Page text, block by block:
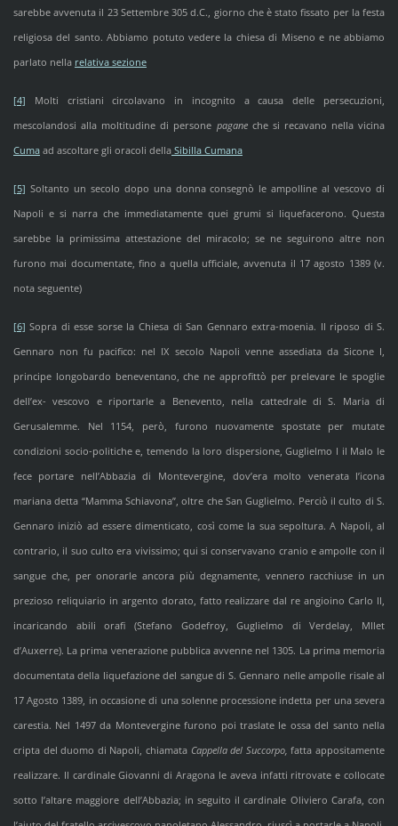
sarebbe avvenuta il 23 Settembre 305 d.C., giorno che è stato fissato per la festa
religiosa del santo. Abbiamo potuto vedere la chiesa di Miseno e ne abbiamo
parlato nella relativa sezione
[4] Molti cristiani circolavano in incognito a causa delle persecuzioni,
mescolandosi alla moltitudine di persone paganeche si recavano nella vicina
Cumaad ascoltare gli oracoli dellaSibilla Cumana
[5] Soltanto un secolo dopo una donna consegnò le ampolline al vescovo di
Napoli e si narra che immediatamente quei grumi si liquefacerono. Questa
sarebbe la primissima attestazione del miracolo; se ne seguirono altre non
furono mai documentate, fino a quella ufficiale, avvenuta il 17 agosto 1389 (v.
nota seguente)
[6] Sopra di esse sorse la Chiesa di San Gennaro extra-moenia. Il riposo di S.
Gennaro non fu pacifico: nel IX secolo Napoli venne assediata da Sicone I,
principe longobardo beneventano, che ne approfittò per prelevare le spoglie
dell’ex- vescovo e riportarle a Benevento, nella cattedrale di S. Maria di
Gerusalemme. Nel 1154, però, furono nuovamente spostate per mutate
condizioni socio-politiche e, temendo la loro dispersione, Guglielmo I il Malo le
fece portare nell’Abbazia di Montevergine, dov’era molto venerata l’icona
mariana detta “Mamma Schiavona”, oltre che San Guglielmo. Perciò il culto di S.
Gennaro iniziò ad essere dimenticato, così come la sua sepoltura. A Napoli, al
contrario, il suo culto era vivissimo; qui si conservavano cranio e ampolle con il
sangue che, per onorarle ancora più degnamente, vennero racchiuse in un
prezioso reliquiario in argento dorato, fatto realizzare dal re angioino Carlo II,
incaricando abili orafi (Stefano Godefroy, Guglielmo di Verdelay, MIlet
d’Auxerre). La prima venerazione pubblica avvenne nel 1305. La prima memoria
documentata della liquefazione del sangue di S. Gennaro nelle ampolle risale al
17 Agosto 1389, in occasione di una solenne processione indetta per una severa
carestia. Nel 1497 da Montevergine furono poi traslate le ossa del santo nella
cripta del duomo di Napoli, chiamata Cappella del Succorpo,fatta appositamente
realizzare. Il cardinale Giovanni di Aragona le aveva infatti ritrovate e collocate
sotto l’altare maggiore dell’Abbazia; in seguito il cardinale Oliviero Carafa, con